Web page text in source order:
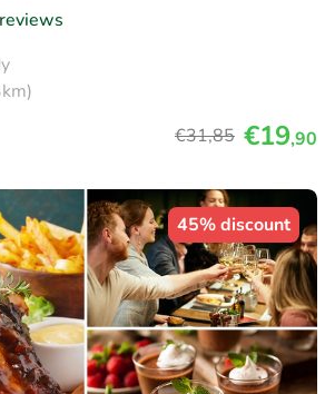
€31,85 €19,90
45% discount